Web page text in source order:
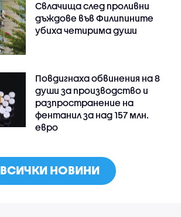
Свлачища след проливни
дъждове във Филипините
убиха четирима души
Повдигнаха обвинения на 8
души за производство и
разпространение на
фентанил за над 157 млн.
евро
ВСИЧКИ НОВИНИ